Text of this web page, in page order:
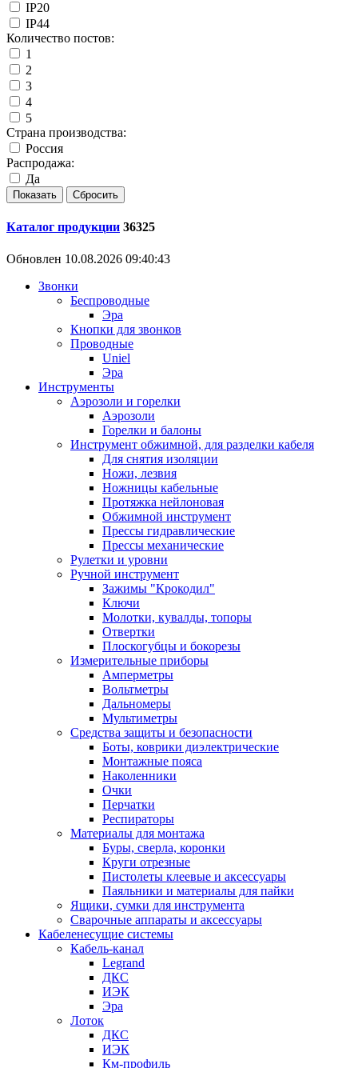
IP20
IP44
Количество постов:
1
2
3
4
5
Страна производства:
Россия
Распродажа:
Да
Каталог продукции 36325
Обновлен 10.08.2026 09:40:43
Звонки
Беспроводные
Эра
Кнопки для звонков
Проводные
Uniel
Эра
Инструменты
Аэрозоли и горелки
Аэрозоли
Горелки и балоны
Инструмент обжимной, для разделки кабеля
Для снятия изоляции
Ножи, лезвия
Ножницы кабельные
Протяжка нейлоновая
Обжимной инструмент
Прессы гидравлические
Прессы механические
Рулетки и уровни
Ручной инструмент
Зажимы "Крокодил"
Ключи
Молотки, кувалды, топоры
Отвертки
Плоскогубцы и бокорезы
Измерительные приборы
Амперметры
Вольтметры
Дальномеры
Мультиметры
Средства защиты и безопасности
Боты, коврики диэлектрические
Монтажные пояса
Наколенники
Очки
Перчатки
Респираторы
Материалы для монтажа
Буры, сверла, коронки
Круги отрезные
Пистолеты клеевые и аксессуары
Паяльники и материалы для пайки
Ящики, сумки для инструмента
Сварочные аппараты и аксессуары
Кабеленесущие системы
Кабель-канал
Legrand
ДКС
ИЭК
Эра
Лоток
ДКС
ИЭК
Км-профиль